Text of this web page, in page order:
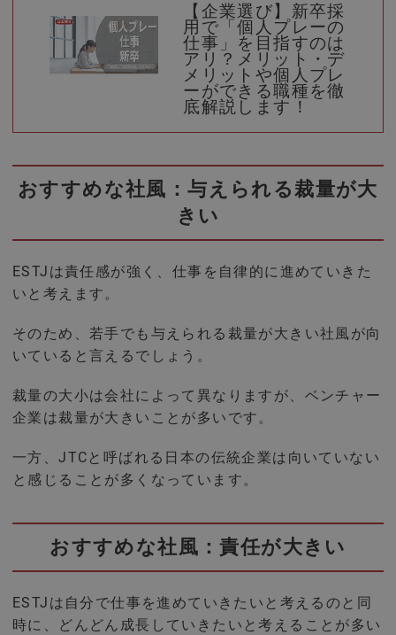
【企業選び】新卒採
用で「個人プレーの
仕事」を目指すのは
アリ？メリット・デ
メリットや個人プレ
ーができる職種を徹
底解説します！
おすすめな社風：与えられる裁量が大
きい
ESTJは責任感が強く、仕事を自律的に進めていきた
いと考えます。
そのため、若手でも与えられる裁量が大きい社風が向
いていると言えるでしょう。
裁量の大小は会社によって異なりますが、ベンチャー
企業は裁量が大きいことが多いです。
一方、JTCと呼ばれる日本の伝統企業は向いていない
と感じることが多くなっています。
おすすめな社風：責任が大きい
ESTJは自分で仕事を進めていきたいと考えるのと同
時に、どんどん成長していきたいと考えることが多い